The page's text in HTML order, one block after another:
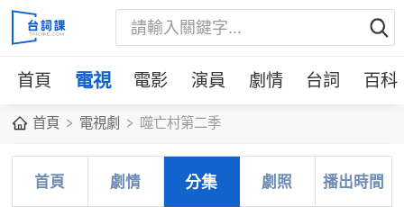
首頁 電視 電影 演員 劇情 台詞 百科
首頁 電視劇 噬亡村第二季
首頁 劇情 分集 劇照 播出時間